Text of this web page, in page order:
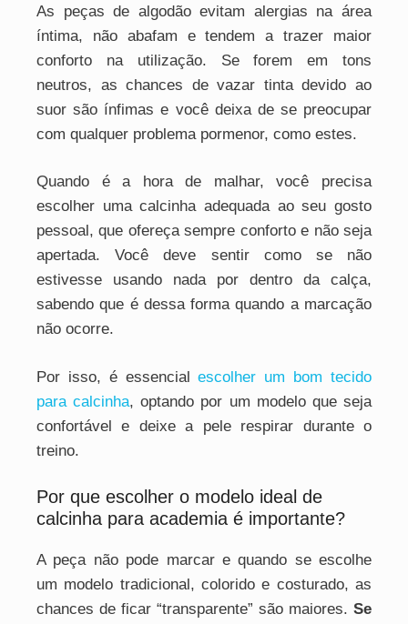
As peças de algodão evitam alergias na área
íntima, não abafam e tendem a trazer maior
conforto na utilização. Se forem em tons
neutros, as chances de vazar tinta devido ao
suor são ínfimas e você deixa de se preocupar
com qualquer problema pormenor, como estes.
Quando é a hora de malhar, você precisa
escolher uma calcinha adequada ao seu gosto
pessoal, que ofereça sempre conforto e não seja
apertada. Você deve sentir como se não
estivesse usando nada por dentro da calça,
sabendo que é dessa forma quando a marcação
não ocorre.
Por isso, é essencialescolher um bom tecido
para calcinha, optando por um modelo que seja
confortável e deixe a pele respirar durante o
treino.
Por que escolher o modelo ideal de
calcinha para academia é importante?
A peça não pode marcar e quando se escolhe
um modelo tradicional, colorido e costurado, as
chances de ficar “transparente” são maiores. Se